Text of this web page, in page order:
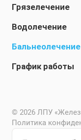
Грязелечение
Водолечение
Бальнеолечение
График работы
© 2026 ЛПУ
Политика